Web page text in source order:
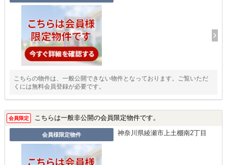
こちらの物件は、一般公開できない物件となっております。ご覧いただ
くには無料会員登録が必要です。
会員限定 こちらは一般非公開の会員限定物件です。
会員様限定物件 神奈川県綾瀬市上土棚南2丁目